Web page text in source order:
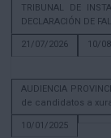
TRIBUNAL DE
DECLARACIÓN DE
21/07/2026
10/
AUDIENCIA
de candidatos a
10/01/2025